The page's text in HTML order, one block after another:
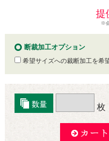
提
※
断裁加工オプション
希望サイズへの裁断加工を希
枚